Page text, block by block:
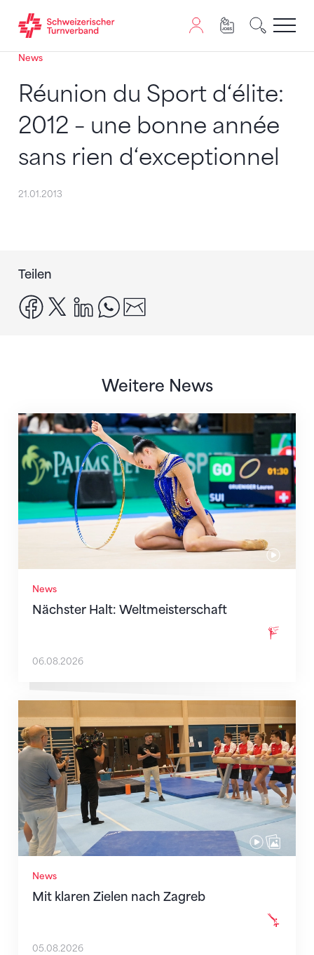
Zum Inhalt springen
Zur Sitemap navigieren
Zum Navigieren dieser Seite wird JavaScript benötigt.
News
Réunion du Sport d‘élite:
2012 – une bonne année
sans rien d‘exceptionnel
21.01.2013
Teilen
facebook
x linkedinwhatsapp
Weitere News
News
Nächster Halt: Weltmeisterschaft
Nächster Halt: Weltmeisterschaft
06.08.2026
News
Mit klaren Zielen nach Zagreb
Mit klaren Zielen nach Zagreb
05.08.2026